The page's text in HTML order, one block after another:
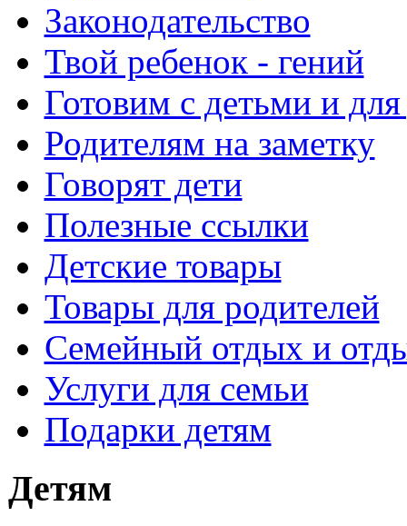
Законодательство
Твой ребенок - гений
Готовим с детьми и для
Родителям на заметку
Говорят дети
Полезные ссылки
Детские товары
Товары для родителей
Семейный отдых и
Услуги для семьи
Подарки детям
Детям